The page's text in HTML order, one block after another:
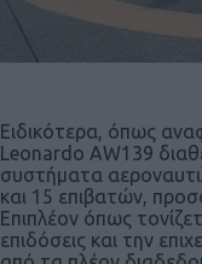
Ειδικότερα, όπως
Leonardo AW139
συστήματα
και 15 επιβατών,
Επιπλέον όπως
επιδόσεις και την